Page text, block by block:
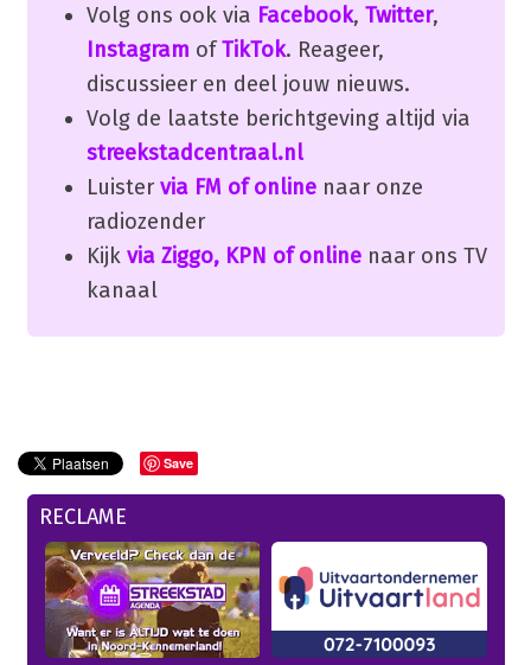
Volg ons ook via Facebook, Twitter,
Instagram ofTikTok. Reageer,
discussieer en deel jouw nieuws.
Volg de laatste berichtgeving altijd via
streekstadcentraal.nl
Luister via FM of onlinenaar onze
radiozender
Kijk via Ziggo, KPN of onlinenaar ons TV
kanaal
Save
RECLAME